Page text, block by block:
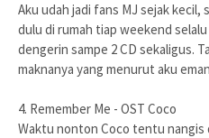
Aku udah jadi fans MJ sejak
dulu di rumah tiap weekend
dengerin sampe 2 CD sekaligus.
maknanya yang menurut aku
4. Remember Me - OST Coco
Waktu nonton Coco tentu